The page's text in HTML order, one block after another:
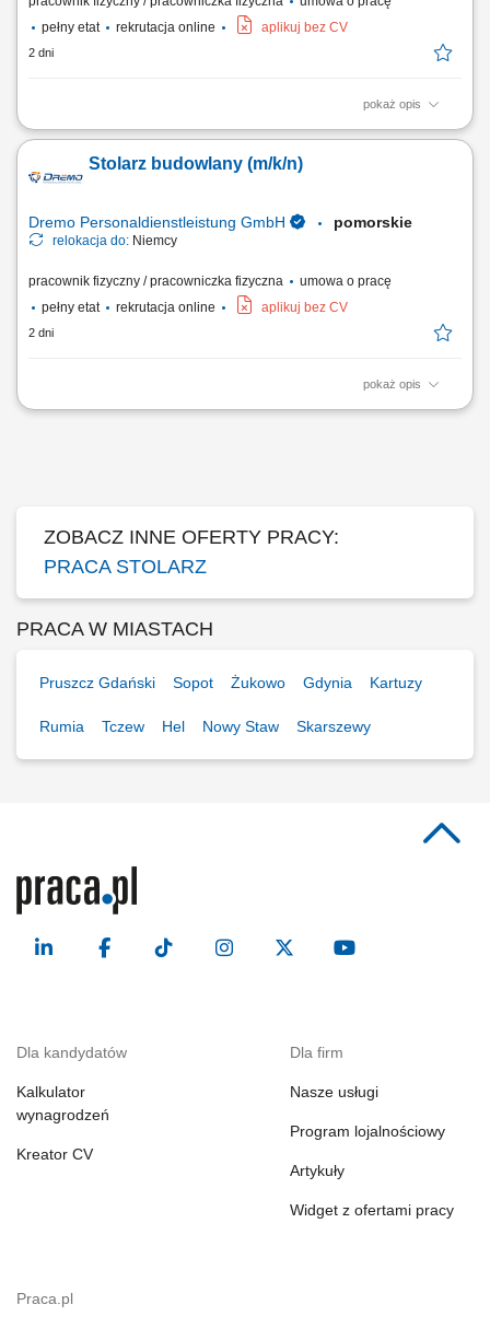
pełny etat
rekrutacja online aplikuj bez CV
2 dni
pokaż opis
Obowiązki: Przygotowywanie i organizacja procesów pracy – od cięcia
wytycznymi i rysunkiem technicznym; Praca w produkcji jednostkowej i
seryjnej; Obsługa nowoczesnych maszyn do obróbki drewna;
Stolarz budowlany (m/k/n)
Dremo Personaldienstleistung GmbH pomorskie
relokacja do: Niemcy
pracownik fizyczny / pracowniczka fizyczna
umowa o pracę
pełny etat
rekrutacja online aplikuj bez CV
2 dni
pokaż opis
Obowiązki: wykonywanie drewnianych schodów; montaż elementów w
ZOBACZ INNE OFERTY PRACY:
PRACA STOLARZ
PRACA W MIASTACH
Pruszcz Gdański Sopot Żukowo Gdynia Kartuzy
Rumia Tczew Hel Nowy Staw Skarszewy
Dla kandydatów
Kalkulator
wynagrodzeń
Kreator CV
Dla firm
Nasze usługi
Program lojalnościowy
Artykuły
Widget z ofertami pracy
Praca.pl